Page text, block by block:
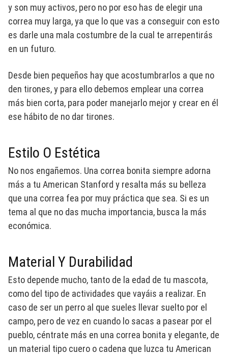
y son muy activos, pero no por eso has de elegir una
correa muy larga, ya que lo que vas a conseguir con esto
es darle una mala costumbre de la cual te arrepentirás
en un futuro.
Desde bien pequeños hay que acostumbrarlos a que no
den tirones, y para ello debemos emplear una correa
más bien corta, para poder manejarlo mejor y crear en él
ese hábito de no dar tirones.
Estilo O Estética
No nos engañemos. Una correa bonita siempre adorna
más a tu American Stanford y resalta más su belleza
que una correa fea por muy práctica que sea. Si es un
tema al que no das mucha importancia, busca la más
económica.
Material Y Durabilidad
Esto depende mucho, tanto de la edad de tu mascota,
como del tipo de actividades que vayáis a realizar. En
caso de ser un perro al que sueles llevar suelto por el
campo, pero de vez en cuando lo sacas a pasear por el
pueblo, céntrate más en una correa bonita y elegante, de
un material tipo cuero o cadena que luzca tu American